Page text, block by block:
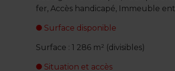
fer, Accès handicapé, Immeuble
Surface disponible
Surface : 1 286 m² (divisibles)
Situation et accès